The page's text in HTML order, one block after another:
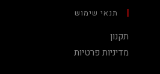
תנאי שימוש
תקנון
מדיניות פרטיות